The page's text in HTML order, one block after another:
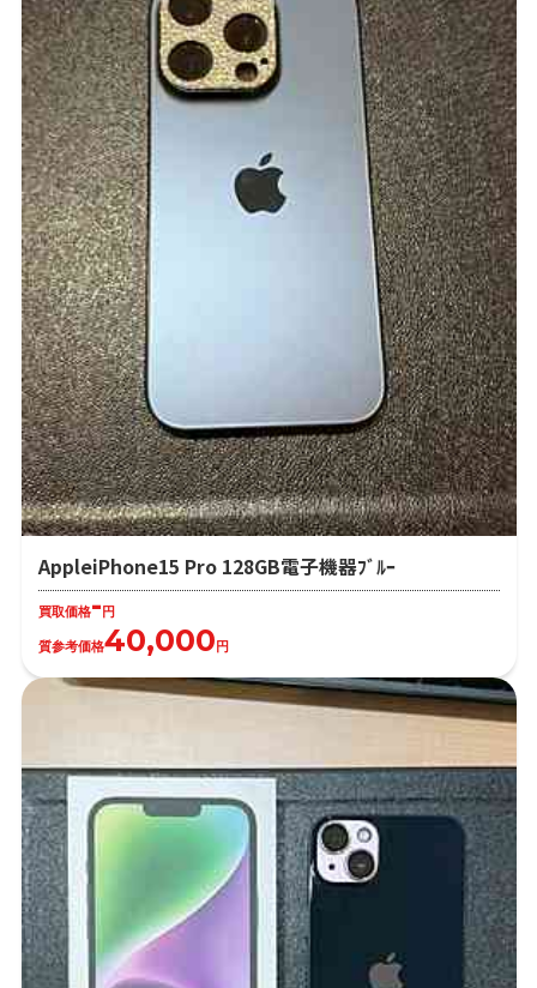
AppleiPhone15 Pro 128GB電子機器ﾌﾞﾙｰ
買取価格- 円
質参考価格40,000 円